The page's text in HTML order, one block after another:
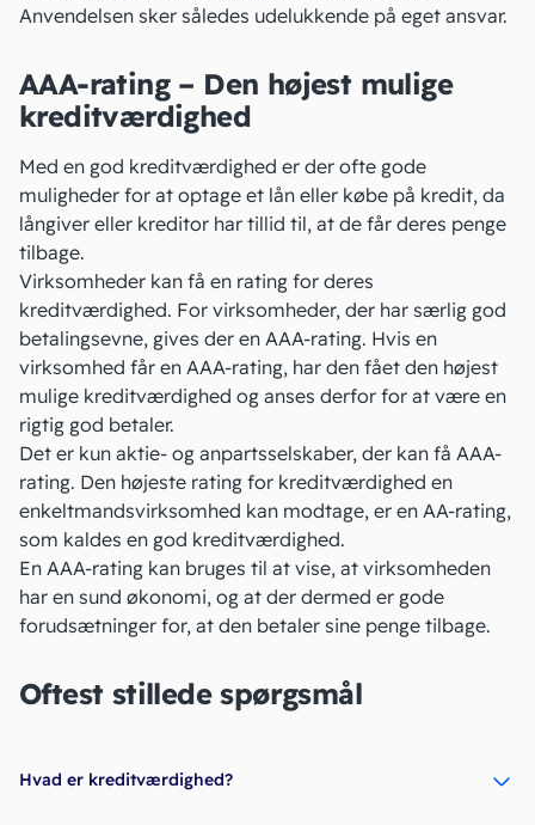
Anvendelsen sker således udelukkende på eget ansvar.
AAA-rating – Den højest mulige
kreditværdighed
Med en god kreditværdighed er der ofte gode
muligheder for at optage et lån eller købe på kredit, da
långiver eller kreditor har tillid til, at de får deres penge
tilbage.
Virksomheder kan få en rating for deres
kreditværdighed. For virksomheder, der har særlig god
betalingsevne, gives der en AAA-rating. Hvis en
virksomhed får en AAA-rating, har den fået den højest
mulige kreditværdighed og anses derfor for at være en
rigtig god betaler.
Det er kun aktie- og anpartsselskaber, der kan få AAA-
rating. Den højeste rating for kreditværdighed en
enkeltmandsvirksomhed kan modtage, er en AA-rating,
som kaldes en god kreditværdighed.
En AAA-rating kan bruges til at vise, at virksomheden
har en sund økonomi, og at der dermed er gode
forudsætninger for, at den betaler sine penge tilbage.
Oftest stillede spørgsmål
Hvad er kreditværdighed?